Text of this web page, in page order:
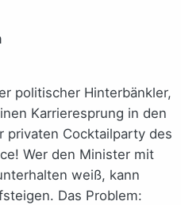
politischer Hinterbänkler,
Karrieresprung in den
privaten Cocktailparty des
Wer den Minister mit
weiß, kann
Das Problem: